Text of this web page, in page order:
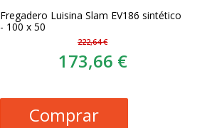
Fregadero Luisina Slam EV186 sintético
- 100 x 50
222,64 €
173,66 €
Comprar